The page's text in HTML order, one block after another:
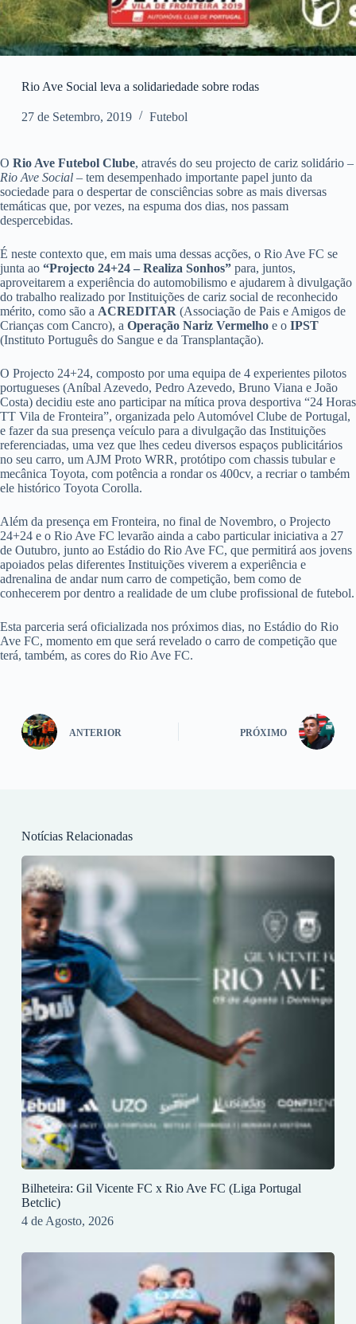
Rio Ave Social leva a solidariedade sobre rodas
27 de Setembro, 2019 Futebol
O Rio Ave Futebol Clube, através do seu projecto de cariz solidário –
Rio Ave Social – tem desempenhado importante papel junto da
sociedade para o despertar de consciências sobre as mais diversas
temáticas que, por vezes, na espuma dos dias, nos passam
despercebidas.
É neste contexto que, em mais uma dessas acções, o Rio Ave FC se
junta ao “Projecto 24+24 – Realiza Sonhos” para, juntos,
aproveitarem a experiência do automobilismo e ajudarem à divulgação
do trabalho realizado por Instituições de cariz social de reconhecido
mérito, como são a ACREDITAR (Associação de Pais e Amigos de
Crianças com Cancro), a Operação Nariz Vermelho e o IPST
(Instituto Português do Sangue e da Transplantação).
O Projecto 24+24, composto por uma equipa de 4 experientes pilotos
portugueses (Aníbal Azevedo, Pedro Azevedo, Bruno Viana e João
Costa) decidiu este ano participar na mítica prova desportiva “24 Horas
TT Vila de Fronteira”, organizada pelo Automóvel Clube de Portugal,
e fazer da sua presença veículo para a divulgação das Instituições
referenciadas, uma vez que lhes cedeu diversos espaços publicitários
no seu carro, um AJM Proto WRR, protótipo com chassis tubular e
mecânica Toyota, com potência a rondar os 400cv, a recriar o também
ele histórico Toyota Corolla.
Além da presença em Fronteira, no final de Novembro, o Projecto
24+24 e o Rio Ave FC levarão ainda a cabo particular iniciativa a 27
de Outubro, junto ao Estádio do Rio Ave FC, que permitirá aos jovens
apoiados pelas diferentes Instituições viverem a experiência e
adrenalina de andar num carro de competição, bem como de
conhecerem por dentro a realidade de um clube profissional de futebol.
Esta parceria será oficializada nos próximos dias, no Estádio do Rio
Ave FC, momento em que será revelado o carro de competição que
terá, também, as cores do Rio Ave FC.
ANTERIOR PRÓXIMO
Notícias Relacionadas
Bilheteira: Gil Vicente FC x Rio Ave FC (Liga Portugal
Betclic)
4 de Agosto, 2026